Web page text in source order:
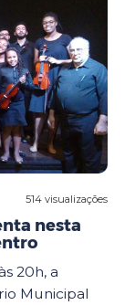
514 visualizações
nesta
20h, a
Municipal